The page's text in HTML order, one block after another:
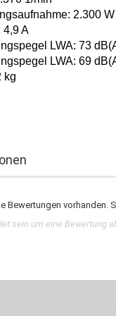
2.300 W
4,9 A
LWA: 73
LWA: 69
kg
Bewertungen vorhanden.
sein um eine Bewertung